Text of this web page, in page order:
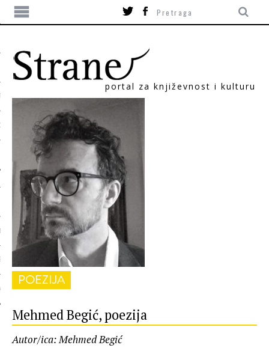
portal za književnost i kulturu
POEZIJA
Mehmed Begić, poezija
Autor/ica: Mehmed Begić